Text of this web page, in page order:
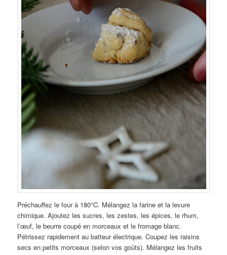
Préchauffez le four à 180°C. Mélangez la farine et la levure
chimique. Ajoutez les sucres, les zestes, les épices, le rhum,
l’œuf, le beurre coupé en morceaux et le fromage blanc.
Pétrissez rapidement au batteur électrique. Coupez les raisins
secs en petits morceaux (selon vos goûts). Mélangez les fruits